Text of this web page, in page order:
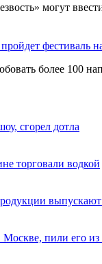
могут
фестиваль
более 100
сгорел дотла
торговали водкой
пили его из